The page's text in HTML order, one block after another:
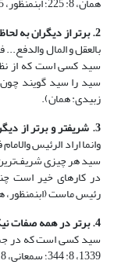
2. برتر از دیگران به لحاظ عقل یا مال یا قدرت و...:
بالعقل و المال
سید کسی است که از
سید را سید گویند
زبیدی: همان).
3. شریف‏تر و برتر از دیگران در امور خیر:
وانما اراد الرئیس
سید هر چیزی شریف‌ترین
در کارهای خیر است
رئیس ماست (ابن‏منظور،
4. برتر در همه صفات نیک:
سید کسی است که در
1339، 8: 344؛ سمعانی، 1418، 1: 316؛ طریحی، بی‏تا، 9: 448).